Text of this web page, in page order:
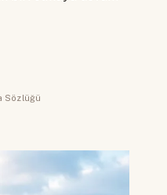
Sözlüğü